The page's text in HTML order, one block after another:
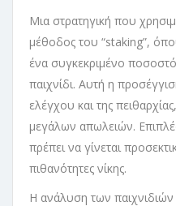
Μια στρατηγική που
μέθοδος του “staking”,
ένα συγκεκριμένο
παιχνίδι. Αυτή η
ελέγχου και της
μεγάλων απωλειών.
πρέπει να γίνεται
πιθανότητες νίκης.
Η ανάλυση των